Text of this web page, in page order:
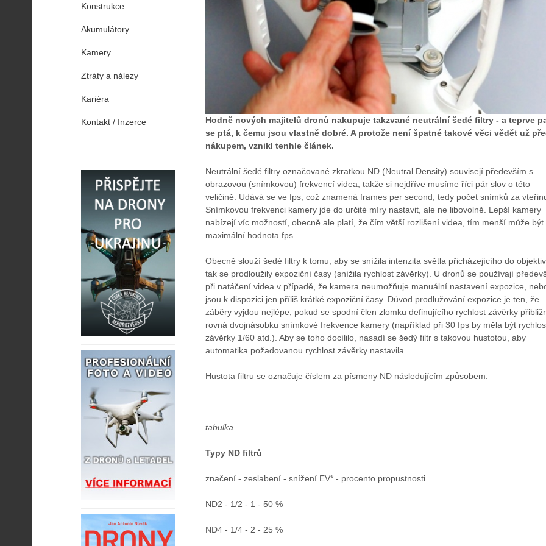
Hodně nových majitelů dronů nakupuje takzvané neutrální šedé filtry - a teprve
se ptá, k čemu jsou vlastně dobré. A protože není špatné takové věci vědět už
nákupem, vznikl tenhle článek.
Neutrální šedé filtry označované zkratkou ND (Neutral Density) souvisejí především s
obrazovou (snímkovou) frekvencí videa, takže si nejdříve musíme říci pár slov o této
veličině. Udává se ve fps, což znamená frames per second, tedy počet snímků za
Snímkovou frekvenci kamery jde do určité míry nastavit, ale ne libovolně. Lepší kamery
nabízejí víc možností, obecně ale platí, že čím větší rozlišení videa, tím menší může být
maximální hodnota fps.
Obecně slouží šedé filtry k tomu, aby se snížila intenzita světla přicházejícího do
tak se prodloužily expoziční časy (snížila rychlost závěrky). U dronů se používají
při natáčení videa v případě, že kamera neumožňuje manuální nastavení expozice,
jsou k dispozici jen příliš krátké expoziční časy. Důvod prodlužování expozice je ten, že
záběry vyjdou nejlépe, pokud se spodní člen zlomku definujícího rychlost závěrky
rovná dvojnásobku snímkové frekvence kamery (například při 30 fps by měla být
závěrky 1/60 atd.). Aby se toho docílilo, nasadí se šedý filtr s takovou hustotou, aby
automatika požadovanou rychlost závěrky nastavila.
Hustota filtru se označuje číslem za písmeny ND následujícím způsobem:
tabulka
Typy ND filtrů
značení - zeslabení - snížení EV* - procento propustnosti
ND2 - 1/2 - 1 - 50 %
ND4 - 1/4 - 2 - 25 %
Konstrukce
Akumulátory
Kamery
Ztráty a nálezy
Kariéra
Kontakt / Inzerce